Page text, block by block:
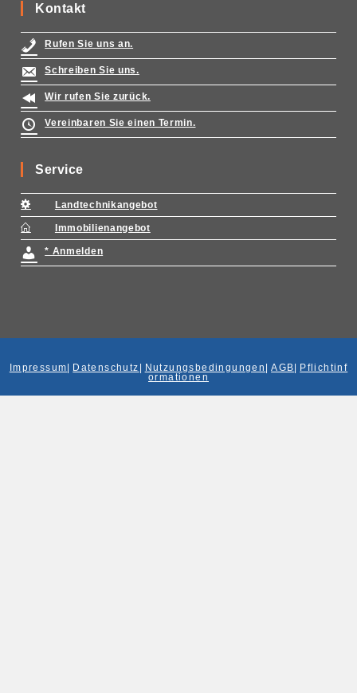
Kontakt
Rufen Sie uns an.
Schreiben Sie uns.
Wir rufen Sie zurück.
Vereinbaren Sie einen Termin.
Service
Landtechnikangebot
Immobilienangebot
* Anmelden
Impressum Datenschutz Nutzungsbedingungen |AGB
Pflichtinf
ormationen